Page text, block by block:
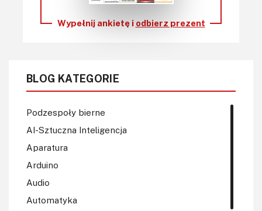
Wypełnij ankietę i odbierz prezent
BLOG KATEGORIE
Podzespoły bierne
AI-Sztuczna Inteligencja
Aparatura
Arduino
Audio
Automatyka